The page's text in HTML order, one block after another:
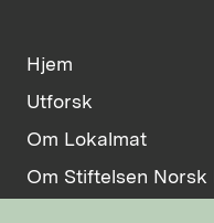
Hjem
Utforsk
Om Lokalmat
Om Stiftelsen Norsk